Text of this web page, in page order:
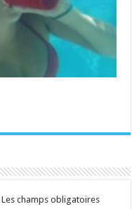
Les champs obligatoires